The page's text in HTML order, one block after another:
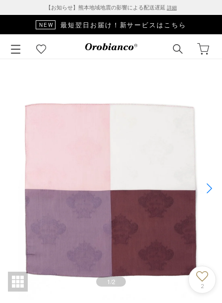
【お知らせ】熊本地域地震の影響による配送遅延 詳細
NEW 最短翌日お届け！新サービスはこちら
1/2
2